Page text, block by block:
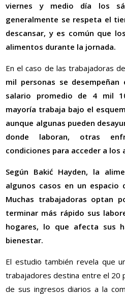
viernes y medio día los
generalmente se respeta el
descansar, y es común que
alimentos durante la jornada.
En el caso de las trabajadoras
mil personas se
salario promedio de 4 mil
mayoría trabaja bajo el
aunque algunas pueden
donde laboran, otras
condiciones para acceder a los
Según Bakić Hayden, la
algunos casos en un espacio
Muchas trabajadoras optan
terminar más rápido sus
hogares, lo que afecta sus
bienestar.
El estudio también revela que
trabajadores destina entre el 20
de sus ingresos diarios a la